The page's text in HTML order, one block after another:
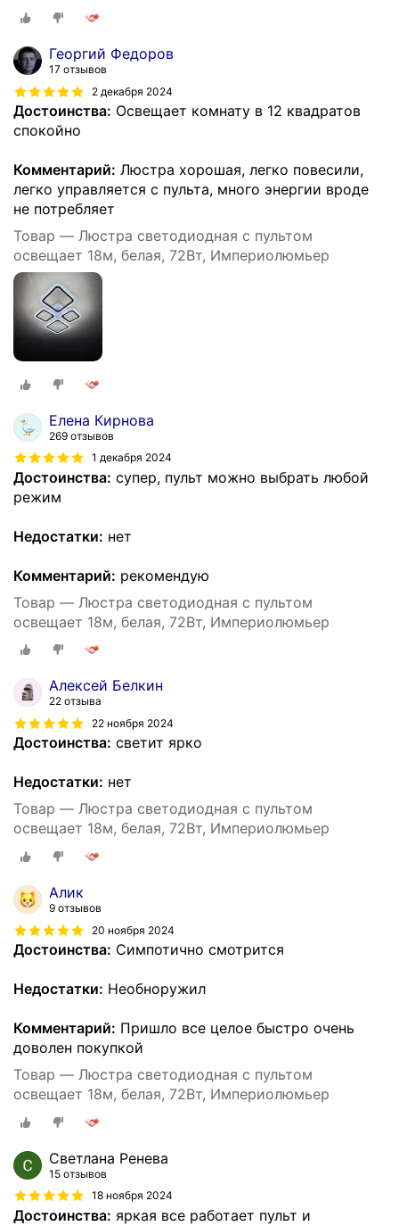
Георгий Федоров
17 отзывов
2 декабря 2024
Достоинства: Освещает комнату в 12 квадратов
спокойно
Комментарий: Люстра хорошая, легко повесили,
легко управляется с пульта, много энергии вроде
не потребляет
Товар — Люстра светодиодная с пультом
освещает 18м, белая, 72Вт, Империолюмьер
Елена Кирнова
269 отзывов
1 декабря 2024
Достоинства: супер, пульт можно выбрать любой
режим
Недостатки: нет
Комментарий: рекомендую
Товар — Люстра светодиодная с пультом
освещает 18м, белая, 72Вт, Империолюмьер
Алексей Белкин
22 отзыва
22 ноября 2024
Достоинства: светит ярко
Недостатки: нет
Товар — Люстра светодиодная с пультом
освещает 18м, белая, 72Вт, Империолюмьер
Алик
9 отзывов
20 ноября 2024
Достоинства: Симпотично смотрится
Недостатки: Необноружил
Комментарий: Пришло все целое быстро очень
доволен покупкой
Товар — Люстра светодиодная с пультом
освещает 18м, белая, 72Вт, Империолюмьер
Светлана Ренева
15 отзывов
18 ноября 2024
Достоинства: яркая все работает пульт и